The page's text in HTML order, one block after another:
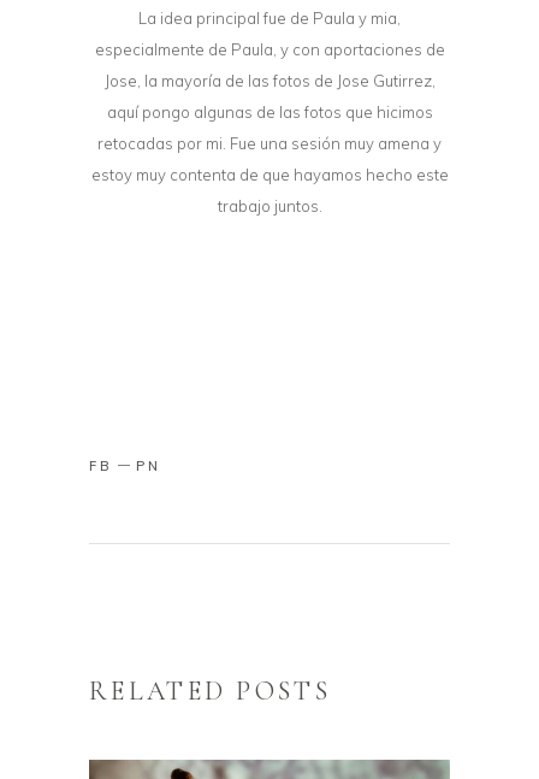
La idea principal fue de Paula y mia,
especialmente de Paula, y con aportaciones de
Jose, la mayoría de las fotos de Jose Gutirrez,
aquí pongo algunas de las fotos que hicimos
retocadas por mi. Fue una sesión muy amena y
estoy muy contenta de que hayamos hecho este
trabajo juntos.
FB PN
RELATED POSTS